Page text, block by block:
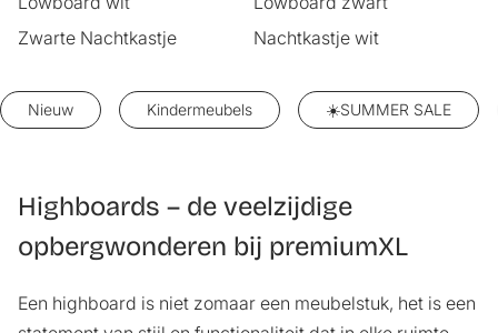
Zwarte Nachtkastje
Nachtkastje wit
Nieuw Kindermeubels ☀️SUMMER SALE
Highboards – de veelzijdige
opbergwonderen bij premiumXL
Een highboard is niet zomaar een meubelstuk, het is een